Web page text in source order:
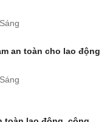
an toàn cho lao động